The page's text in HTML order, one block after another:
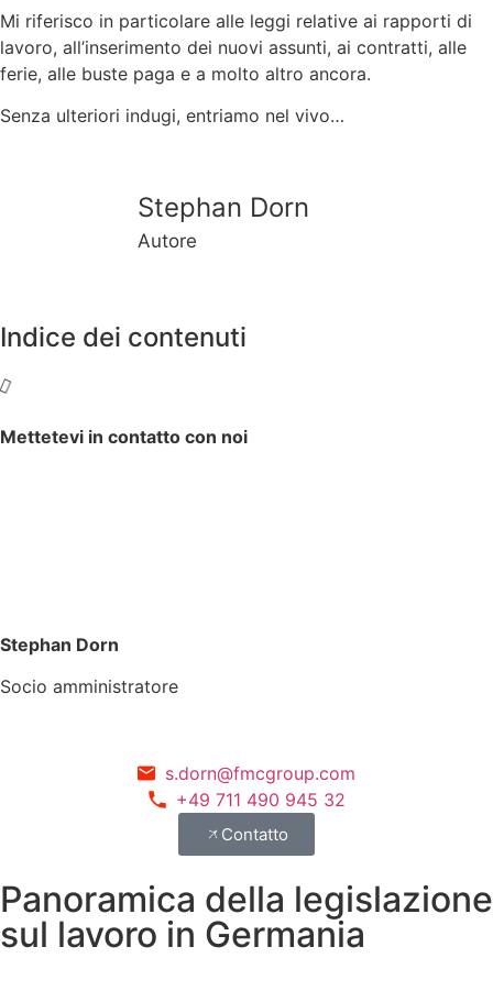
Mi riferisco in particolare alle leggi relative ai rapporti di
lavoro, all’inserimento dei nuovi assunti, ai contratti, alle
ferie, alle buste paga e a molto altro ancora.
Senza ulteriori indugi, entriamo nel vivo…
Stephan Dorn
Autore
Indice dei contenuti
Mettetevi in contatto con noi
Stephan Dorn
Socio amministratore
s.dorn@fmcgroup.com
+49 711 490 945 32
Contatto
Panoramica della legislazione
sul lavoro in Germania